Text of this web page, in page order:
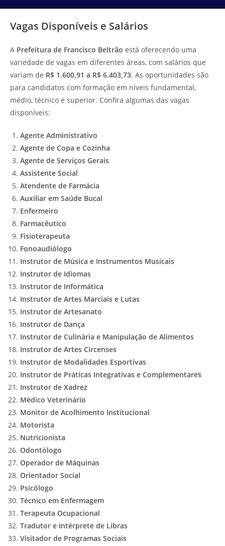
Vagas Disponíveis e Salários
A Prefeitura de Francisco Beltrão está oferecendo uma
variedade de vagas em diferentes áreas, com salários que
variam de R$ 1.600,91 a R$ 6.403,73. As oportunidades são
para candidatos com formação em níveis fundamental,
médio, técnico e superior. Confira algumas das vagas
disponíveis:
Agente Administrativo
Agente de Copa e Cozinha
Agente de Serviços Gerais
Assistente Social
Atendente de Farmácia
Auxiliar em Saúde Bucal
Enfermeiro
Farmacêutico
Fisioterapeuta
Fonoaudiólogo
Instrutor de Música e Instrumentos Musicais
Instrutor de Idiomas
Instrutor de Informática
Instrutor de Artes Marciais e Lutas
Instrutor de Artesanato
Instrutor de Dança
Instrutor de Culinária e Manipulação de Alimentos
Instrutor de Artes Circenses
Instrutor de Modalidades Esportivas
Instrutor de Práticas Integrativas e Complementares
Instrutor de Xadrez
Médico Veterinário
Monitor de Acolhimento Institucional
Motorista
Nutricionista
Odontólogo
Operador de Máquinas
Orientador Social
Psicólogo
Técnico em Enfermagem
Terapeuta Ocupacional
Tradutor e Intérprete de Libras
Visitador de Programas Sociais